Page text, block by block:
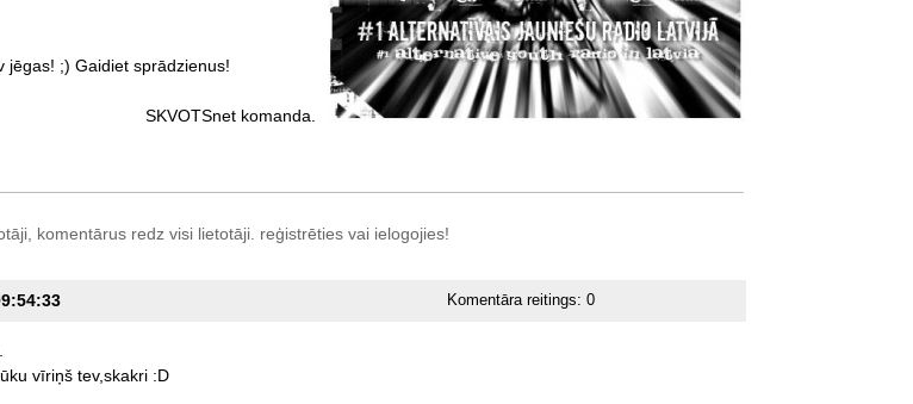
jēgas! ;) Gaidiet sprādzienus!
SKVOTSnet komanda.
komentārus redz visi lietotāji. reģistrētiesvai ielogojies!
Komentāra reitings:0
vīriņš tev,skakri :D